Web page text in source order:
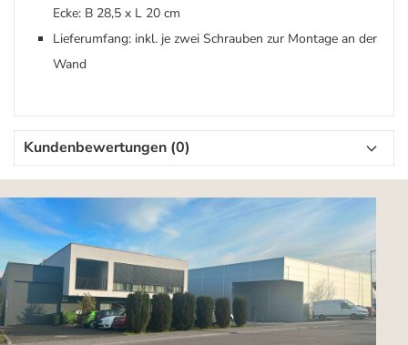
Ecke: B 28,5 x L 20 cm
Lieferumfang: inkl. je zwei Schrauben zur Montage an der
Wand
Kundenbewertungen (0)